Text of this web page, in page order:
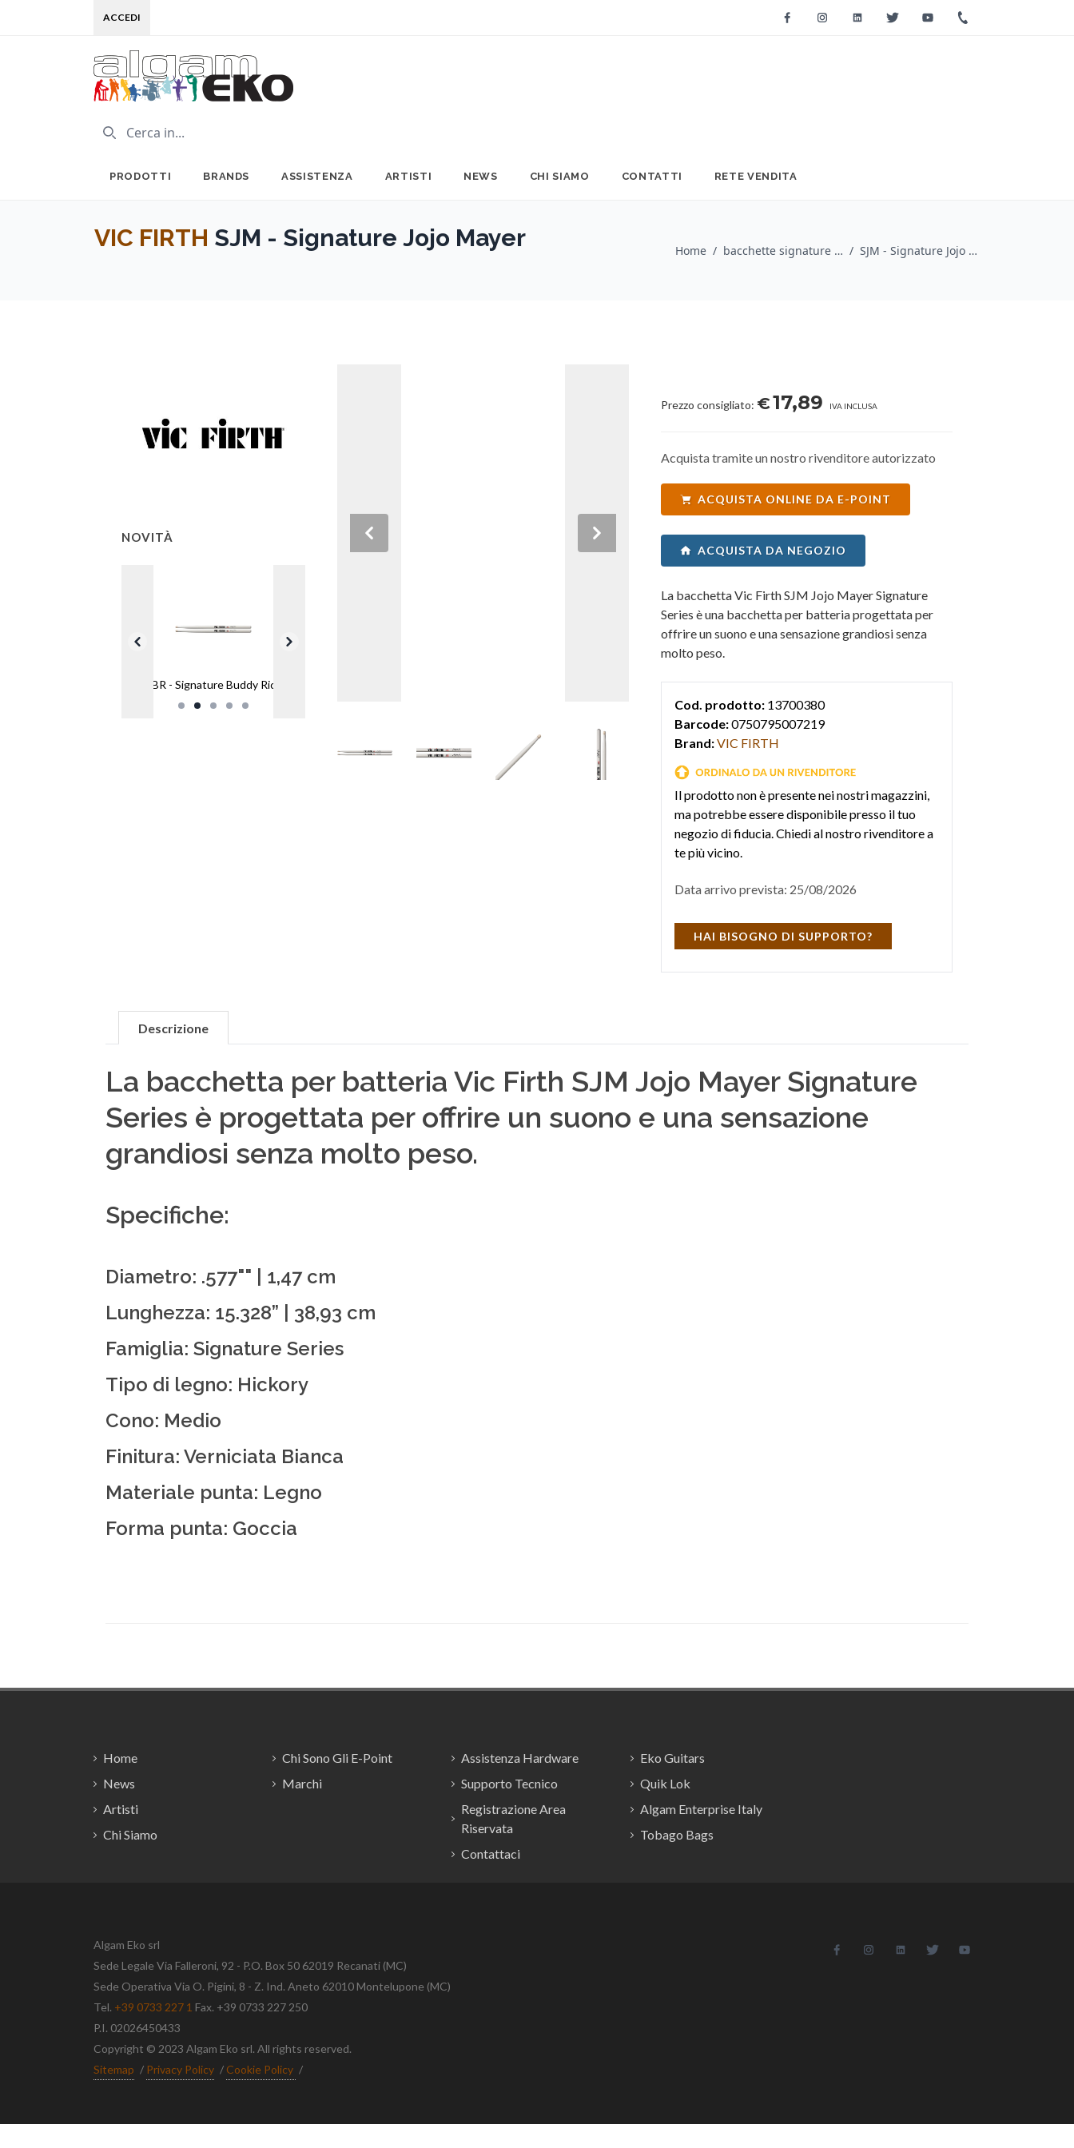
ACCEDI FacebookInstagramLinkedinTwitter Youtube
PRODOTTI BRANDS ASSISTENZA ARTISTI NEWS CHI SIAMO CONTATTI RETE VENDITA
VIC FIRTH SJM - Signature Jojo Mayer Home / bacchette signature / VIC FIRTH / SJM - Signature Jojo Mayer
NOVITÀ
SBR - Signature Buddy Rich
Previous Next
Prezzo consigliato: €17,89 IVA INCLUSA
Acquista tramite un nostro rivenditore autorizzato
ACQUISTA ONLINE DA E-POINT
ACQUISTA DA NEGOZIO
La bacchetta Vic Firth SJM Jojo Mayer Signature
Series è una bacchetta per batteria progettata per
offrire un suono e una sensazione grandiosi senza
molto peso.
Cod. prodotto: 13700380
Barcode:0750795007219
Brand:VIC FIRTH
Il prodotto non è presente nei nostri magazzini,
ma potrebbe essere disponibile presso il tuo
negozio di fiducia. Chiedi al nostro rivenditore a
te più vicino.
Data arrivo prevista: 25/08/2026
HAI BISOGNO DI SUPPORTO?
Descrizione
La bacchetta per batteria Vic Firth SJM Jojo Mayer Signature
Series è progettata per offrire un suono e una sensazione
grandiosi senza molto peso.
Specifiche:
Diametro: .577"" | 1,47 cm
Lunghezza: 15.328” | 38,93 cm
Famiglia: Signature Series
Tipo di legno: Hickory
Cono: Medio
Finitura: Verniciata Bianca
Materiale punta: Legno
Forma punta: Goccia
Home
News
Artisti
Chi Siamo
Chi Sono Gli E-Point
Marchi
Assistenza Hardware
Supporto Tecnico
Registrazione Area
Riservata
Contattaci
Eko Guitars
Quik Lok
Algam Enterprise Italy
Tobago Bags
Algam Eko srl
Sede Legale Via Falleroni, 92 - P.O. Box 50 62019 Recanati (MC)
Sede Operativa Via O. Pigini, 8 - Z. Ind. Aneto 62010 Montelupone (MC)
Tel. +39 0733 227 1 Fax. +39 0733 227 250
P.I. 02026450433
Copyright © 2023 Algam Eko srl. All rights reserved.
Sitemap / Privacy Policy / Cookie Policy /